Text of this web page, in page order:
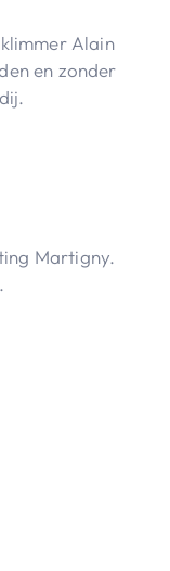
Alain
en zonder
Martigny.